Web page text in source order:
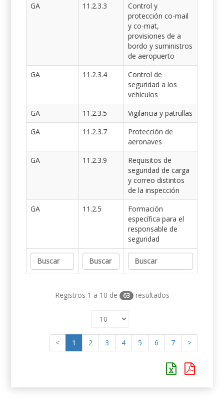
GA
11.2.3.3
Control y
protección co-mail
y co-mat,
provisiones de a
bordo y suministros
de aeropuerto
GA
11.2.3.4
Control de
seguridad a los
vehículos
GA
11.2.3.5
Vigilancia y patrullas
GA
11.2.3.7
Protección de
aeronaves
GA
11.2.3.9
Requisitos de
seguridad de carga
y correo distintos
de la inspección
GA
11.2.5
Formación
específica para el
responsable de
seguridad
Registros 1 a 10 de 63 resultados
< 1 2 3 4 5 6 7 >